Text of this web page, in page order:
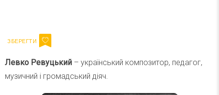
Левко Ревуцький – український композитор, педагог,
музичний і громадський діяч.